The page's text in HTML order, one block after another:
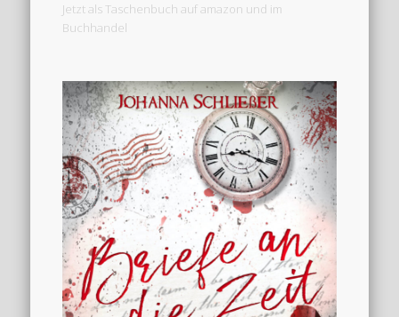
Jetzt als Taschenbuch auf amazon und im
Buchhandel